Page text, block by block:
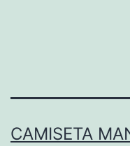
CAMISETA